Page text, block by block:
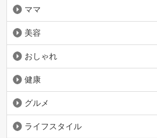
ママ
美容
おしゃれ
健康
グルメ
ライフスタイル